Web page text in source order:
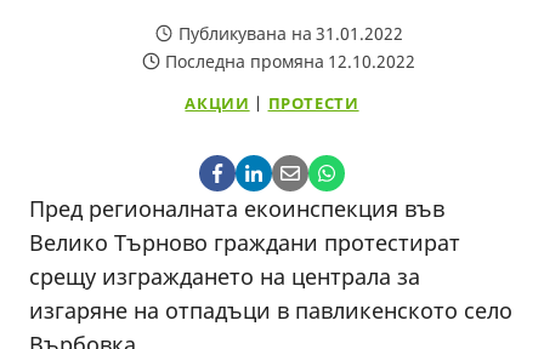
Публикувана на 31.01.2022
Последна промяна 12.10.2022
АКЦИИ | ПРОТЕСТИ
Пред регионалната екоинспекция във
Велико Търново граждани протестират
срещу изграждането на централа за
изгаряне на отпадъци в павликенското село